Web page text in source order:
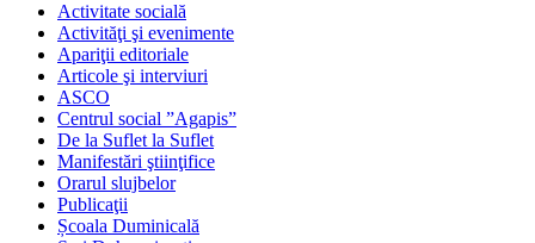
Activitate socială
Activităţi şi evenimente
Apariţii editoriale
Articole şi interviuri
ASCO
Centrul social ”Agapis”
De la Suflet la Suflet
Manifestări ştiinţifice
Orarul slujbelor
Publicaţii
Școala Duminicală